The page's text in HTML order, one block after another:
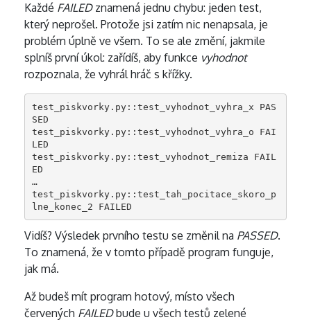
Každé FAILEDznamená jednu chybu: jeden test,
který neprošel. Protože jsi zatím nic nenapsala, je
problém úplně ve všem. To se ale změní, jakmile
splníš první úkol: zařídíš, aby funkce vyhodnot
rozpoznala, že vyhrál hráč s křížky.
test_piskvorky.py::test_vyhodnot_vyhra_x PAS
SED
test_piskvorky.py::test_vyhodnot_vyhra_o FAI
LED
test_piskvorky.py::test_vyhodnot_remiza FAIL
ED
…
test_piskvorky.py::test_tah_pocitace_skoro_p
lne_konec_2 FAILED
Vidíš? Výsledek prvního testu se změnil na PASSED.
To znamená, že v tomto případě program funguje,
jak má.
Až budeš mít program hotový, místo všech
červených FAILEDbude u všech testů zelené